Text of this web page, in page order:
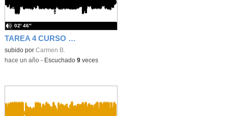
TAREA 4 CURSO RADIO
subido por Carmen B.
02′ 46″
-hace un año- Escuchado 9veces